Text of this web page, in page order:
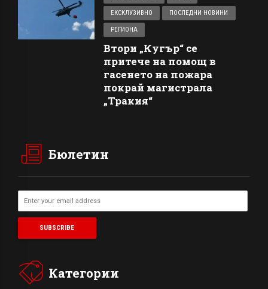
ЕКСКЛУЗИВНО ПОСЛЕДНИ НОВИНИ
РЕГИОНА
Втори „Кугър“ се
притече на помощ в
гасенето на пожара
покрай магистрала
„Тракия“
Бюлетин
Категории